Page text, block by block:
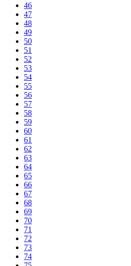
46
47
48
49
50
51
52
53
54
55
56
57
58
59
60
61
62
63
64
65
66
67
68
69
70
71
72
73
74